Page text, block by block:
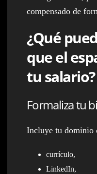
compensado de
¿Qué
que el
tu salario?
Formaliza tu
Incluye tu dominio
currículo,
LinkedIn,